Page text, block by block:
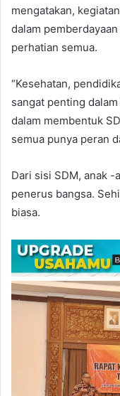
mengatakan,
dalam
perhatian semua.
“Kesehatan,
sangat penting
dalam membentuk
semua punya peran
Dari sisi SDM, anak -
penerus bangsa.
biasa.